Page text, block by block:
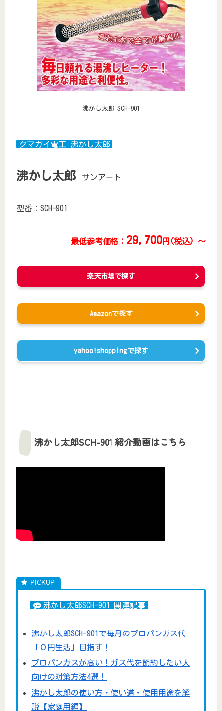
沸かし太郎 SCH-901
クマガイ電工 沸かし太郎
沸かし太郎 サンアート
型番：SCH-901
最低参考価格： 29,700円(税込) ～
楽天市場で探す
Amazonで探す
yahoo!shoppingで探す
沸かし太郎SCH-901 紹介動画はこちら
沸かし太郎SCH-901 関連記事
沸かし太郎SCH-901で毎月のプロパンガス代
「０円生活」目指す！
プロパンガスが高い！ガス代を節約したい人
向けの対策方法4選！
沸かし太郎の使い方・使い道・使用用途を解
説【家庭用編】